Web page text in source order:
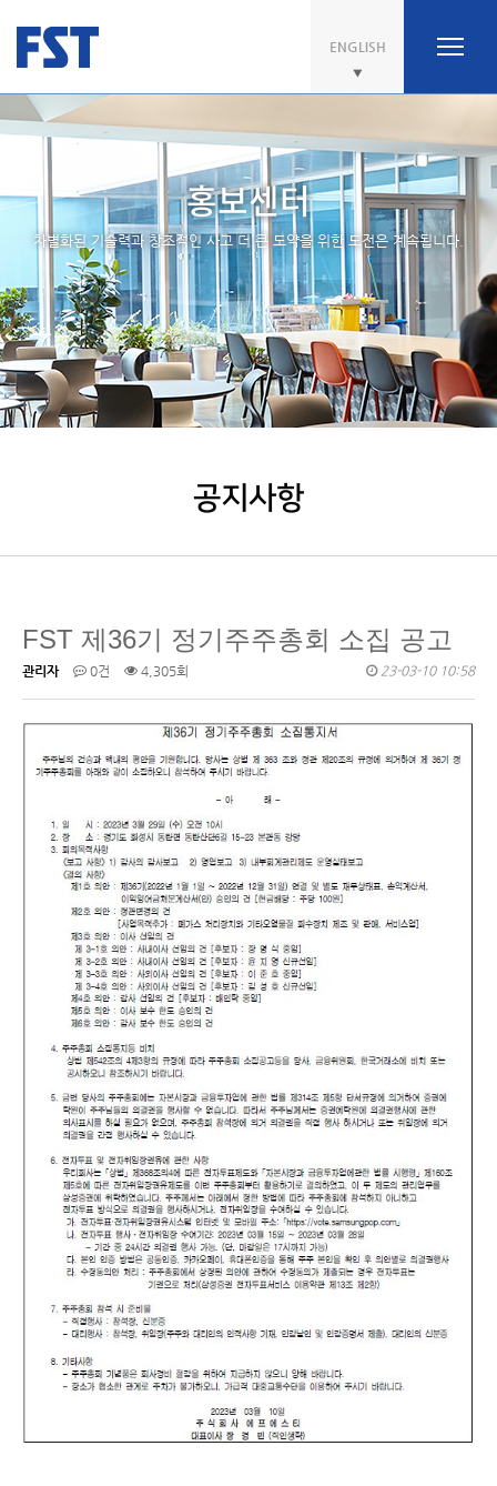
ENGLISH
홍보센터
차별화된 기술력과 창조적인 사고 더 큰 도약을 위한 도전은 계속됩니다.
공지사항
FST 제36기 정기주주총회 소집 공고
관리자 0건 4,305회 23-03-10 10:58